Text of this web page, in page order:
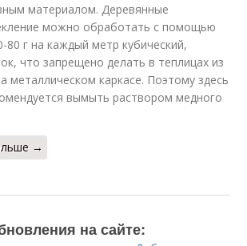
материалом. Деревянные
можно обработать с помощью
80 г на каждый метр кубический,
что запрещено делать в теплицах из
металлическом каркасе. Поэтому здесь
вымыть раствором медного
→
на сайте: